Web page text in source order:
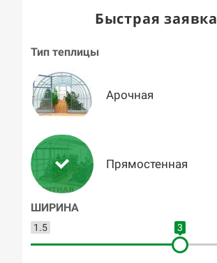
Быстрая заявка
Тип теплицы
Арочная
Прямостенная
ШИРИНА
1.5 3